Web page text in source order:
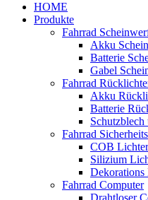
HOME
Produkte
Fahrrad
Akku
Batterie
Gabel
Fahrrad
Akku
Batterie
Fahrrad
COB Lichter
Silizium
Dekorations
Fahrrad Computer